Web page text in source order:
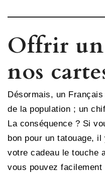
Offrir
nos
Désormais, un
de la population ; un
La conséquence ? Si
bon pour un tatouage,
votre cadeau le touche
vous pouvez facilement